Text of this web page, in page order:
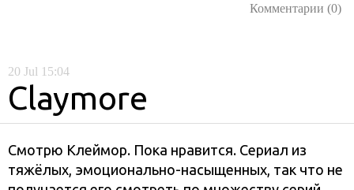
Комментарии (0)
20 Jul 15:04
Claymore
Смотрю Клеймор. Пока нравится. Сериал из
тяжёлых, эмоционально-насыщенных, так что не